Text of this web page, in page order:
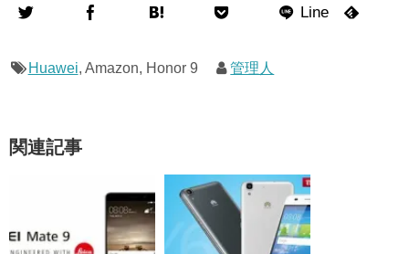
Huawei, Amazon, Honor 9 管理人
関連記事